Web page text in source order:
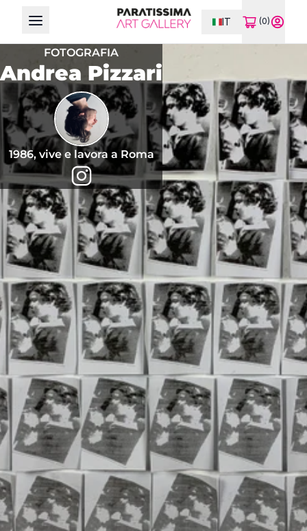
Open main menu IT (0)
FOTOGRAFIA
Andrea Pizzari
1986, vive e lavora a Roma